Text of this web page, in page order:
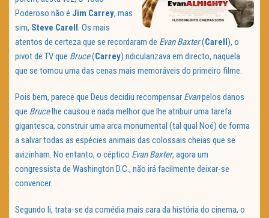
Poderoso não é Jim Carrey, mas
sim, Steve Carell. Os mais
atentos de certeza que se recordaram de Evan Baxter(Carell), o
pivot de TV que Bruce(Carrey) ridicularizava em directo, naquela
que se tornou uma das cenas mais memoráveis do primeiro filme.
Pois bem, parece que Deus decidiu recompensar Evanpelos danos
que Brucelhe causou e nada melhor que lhe atribuir uma tarefa
gigantesca, construir uma arca monumental (tal qual Noé) de forma
a salvar todas as espécies animais das colossais cheias que se
avizinham. No entanto, o céptico Evan Baxter, agora um
congressista de Washington D.C., não irá facilmente deixar-se
convencer.
Segundo li, trata-se da comédia mais cara da história do cinema, o